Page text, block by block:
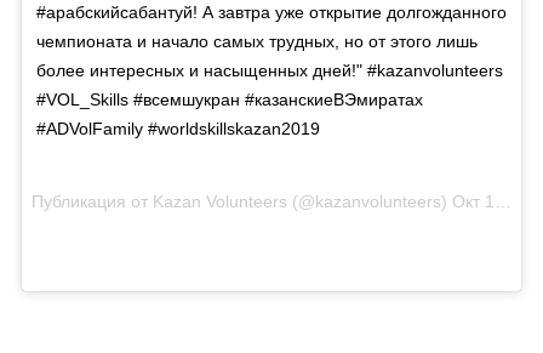
#арабскийсабантуй! А завтра уже открытие долгожданного
чемпионата и начало самых трудных, но от этого лишь
более интересных и насыщенных дней!" #kazanvolunteers
#VOL_Skills #всемшукран #казанскиеВЭмиратах
#ADVolFamily #worldskillskazan2019
Публикация от Kazan Volunteers (@kazanvolunteers) Окт 13 2017 в 1:15 PDT